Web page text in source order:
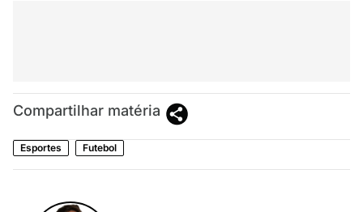
Compartilhar matéria
Esportes Futebol